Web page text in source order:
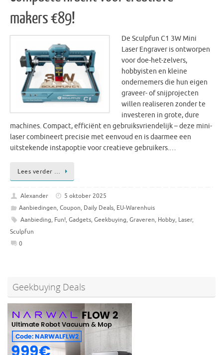
makers €89!
De Sculpfun C1 3W Mini
Laser Engraver is ontworpen
voor doe-het-zelvers,
hobbyisten en kleine
ondernemers die hun eigen
graveer- of snijprojecten
willen realiseren zonder te
investeren in grote, dure
machines. Compact, efficiënt en gebruiksvriendelijk – deze mini-
laser combineert precisie met eenvoud en is daarmee een
uitstekende instapoptie voor creatieve gebruikers.…
Lees verder …
Alexander
5 oktober 2025
Aanbiedingen, Coupon, Daily Deals, EU-Warenhuis
Aanbieding, Fun!, Gadgets, Geekbuying, Graveren, Hobby, Laser,
Sculpfun
0
Geekbuying Deals